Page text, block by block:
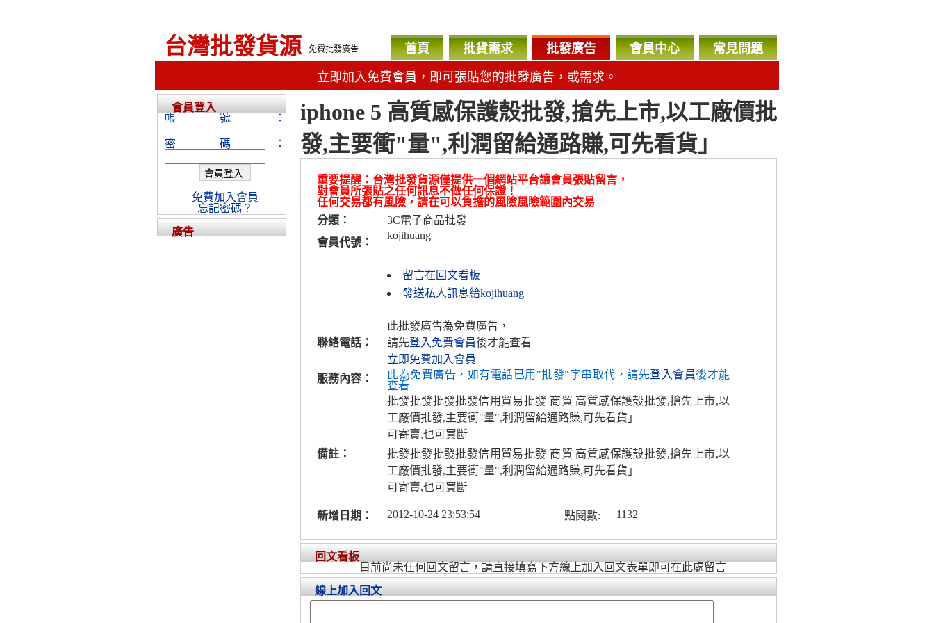
台灣批發貨源 免費批發廣告 首頁 批貨需求 批發廣告 會員中心 常見問題
立即加入免費會員，即可張貼您的批發廣告，或需求。
iphone 5 高質感保護殼批發,搶先上市,以工廠價批
發,主要衝"量",利潤留給通路賺,可先看貨」
重要提醒：台灣批發貨源僅提供一個網站平台讓會員張貼留言，
對會員所張貼之任何訊息不做任何保證！
任何交易都有風險，請在可以負擔的風險風險範圍內交易
分類：
3C電子商品批發
會員代號：
kojihuang
留言在回文看板
發送私人訊息給kojihuang
聯絡電話：
此批發廣告為免費廣告，
請先登入免費會員後才能查看
立即免費加入會員
服務內容：
此為免費廣告，如有電話已用"批發"字串取代，請先登入會員後才能
查看
批發批發批發批發信用貿易批發 商貿 高質感保護殼批發,搶先上市,以
工廠價批發,主要衝"量",利潤留給通路賺,可先看貨」
可寄賣,也可買斷
備註：
批發批發批發批發信用貿易批發 商貿 高質感保護殼批發,搶先上市,以
工廠價批發,主要衝"量",利潤留給通路賺,可先看貨」
可寄賣,也可買斷
新增日期： 2012-10-24 23:53:54 點閱數: 1132
回文看板
目前尚未任何回文留言，請直接填寫下方線上加入回文表單即可在此處留言
線上加入回文
會員登入
帳號：
密碼：
免費加入會員
忘記密碼？
廣告